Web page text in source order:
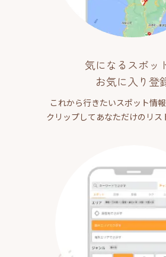
気になるスポッ
お気に入り登
これから行きたいスポット情
クリップしてあなただけのリス